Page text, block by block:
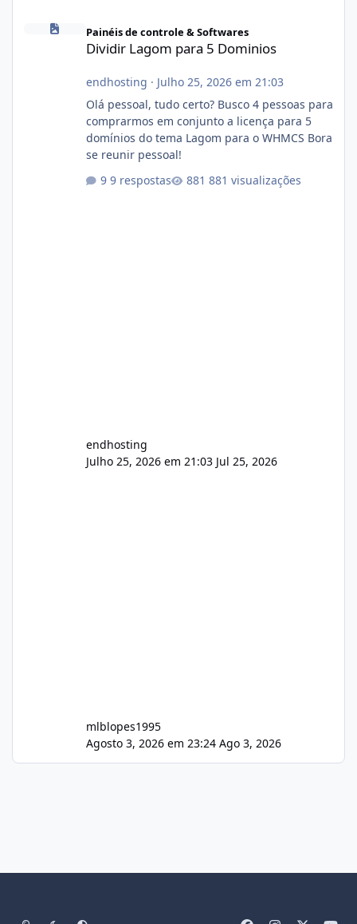
Dividir Lagom para 5 Dominios
Painéis de controle & Softwares
Dividir Lagom para 5 Dominios
endhosting · Julho 25, 2026 em 21:03
Olá pessoal, tudo certo? Busco 4 pessoas para
comprarmos em conjunto a licença para 5
domínios do tema Lagom para o WHMCS Bora
se reunir pessoal!
9 respostas
881 visualizações
endhosting
Julho 25, 2026 em 21:03 Jul 25, 2026
mlblopes1995
Agosto 3, 2026 em 23:24 Ago 3, 2026
Light ModeDark ModeSystem Preference